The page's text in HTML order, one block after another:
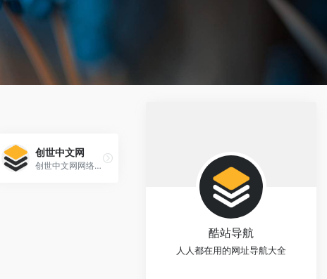
创世中文网
创世中文网网络各界小说高手，每日更新小说连载，小说排行榜更是提供全网最受欢迎的小说下载。
酷站导航
人人都在用的网址导航大全